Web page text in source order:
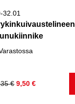
32.01
€ 9,50€